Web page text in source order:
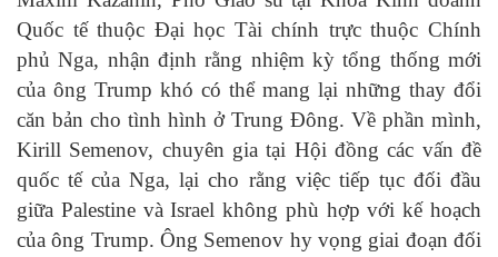
Quốc tế thuộc Đại học Tài chính trực thuộc Chính
phủ Nga, nhận định rằng nhiệm kỳ tổng thống mới
của ông Trump khó có thể mang lại những thay đổi
căn bản cho tình hình ở Trung Đông. Về phần mình,
Kirill Semenov, chuyên gia tại Hội đồng các vấn đề
quốc tế của Nga, lại cho rằng việc tiếp tục đối đầu
giữa Palestine và Israel không phù hợp với kế hoạch
của ông Trump. Ông Semenov hy vọng giai đoạn đối